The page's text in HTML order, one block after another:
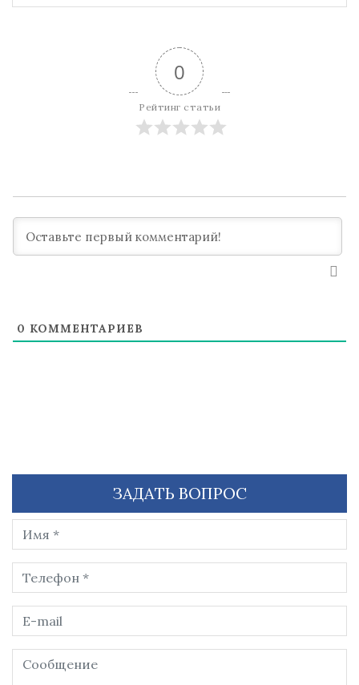
0
Рейтинг статьи
0 КОММЕНТАРИЕВ
ЗАДАТЬ ВОПРОС